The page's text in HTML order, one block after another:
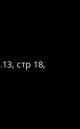
стр 18,